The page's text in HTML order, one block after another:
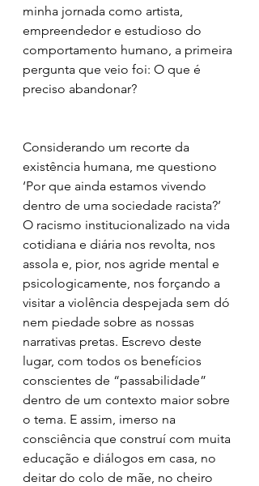
minha jornada como artista,
empreendedor e estudioso do
comportamento humano, a primeira
pergunta que veio foi: O que é
preciso abandonar?
Considerando um recorte da
existência humana, me questiono
‘Por que ainda estamos vivendo
dentro de uma sociedade racista?’
O racismo institucionalizado na vida
cotidiana e diária nos revolta, nos
assola e, pior, nos agride mental e
psicologicamente, nos forçando a
visitar a violência despejada sem dó
nem piedade sobre as nossas
narrativas pretas. Escrevo deste
lugar, com todos os benefícios
conscientes de “passabilidade”
dentro de um contexto maior sobre
o tema. E assim, imerso na
consciência que construí com muita
educação e diálogos em casa, no
deitar do colo de mãe, no cheiro